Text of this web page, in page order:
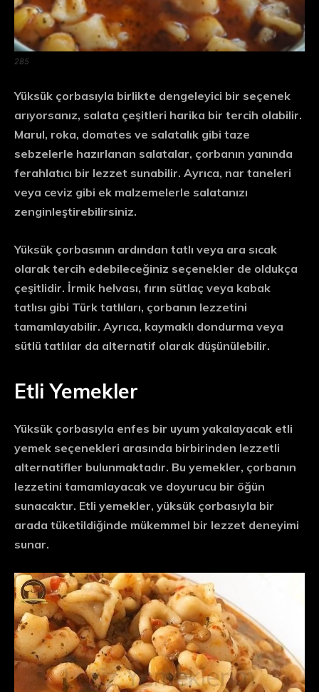
285
Yüksük çorbasıyla birlikte dengeleyici bir seçenek
arıyorsanız, salata çeşitleri harika bir tercih olabilir.
Marul, roka, domates ve salatalık gibi taze
sebzelerle hazırlanan salatalar, çorbanın yanında
ferahlatıcı bir lezzet sunabilir. Ayrıca, nar taneleri
veya ceviz gibi ek malzemelerle salatanızı
zenginleştirebilirsiniz.
Yüksük çorbasının ardından tatlı veya ara sıcak
olarak tercih edebileceğiniz seçenekler de oldukça
çeşitlidir. İrmik helvası, fırın sütlaç veya kabak
tatlısı gibi Türk tatlıları, çorbanın lezzetini
tamamlayabilir. Ayrıca, kaymaklı dondurma veya
sütlü tatlılar da alternatif olarak düşünülebilir.
Etli Yemekler
Yüksük çorbasıyla enfes bir uyum yakalayacak etli
yemek seçenekleri arasında birbirinden lezzetli
alternatifler bulunmaktadır. Bu yemekler, çorbanın
lezzetini tamamlayacak ve doyurucu bir öğün
sunacaktır. Etli yemekler, yüksük çorbasıyla bir
arada tüketildiğinde mükemmel bir lezzet deneyimi
sunar.